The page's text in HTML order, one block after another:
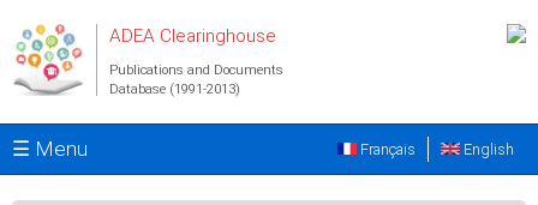
ADEA Clearinghouse
Publications and Documents
Database (1991-2013)
☰ Menu English
Français